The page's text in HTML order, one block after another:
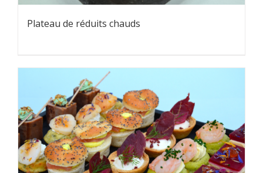
Plateau de réduits chauds